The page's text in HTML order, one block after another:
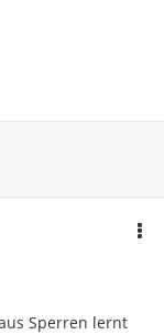
Sperren lernt